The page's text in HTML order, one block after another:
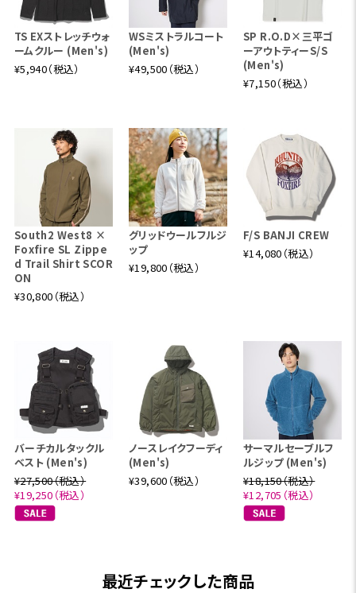
TS EXストレッチウォ
ームクルー (Men's)
¥5,940（税込）
WSミストラルコート
(Men's)
¥49,500（税込）
SP R.O.D×三平ゴ
ーアウトティーS/S
(Men's)
¥7,150（税込）
South2 West8 ×
Foxfire SL Zippe
d Trail Shirt SCOR
ON
¥30,800（税込）
グリッドウールフルジ
ップ
¥19,800（税込）
F/S BANJI CREW
¥14,080（税込）
バーチカルタックル
ベスト (Men's)
¥27,500（税込）
¥19,250（税込）
ノースレイクフーディ
(Men's)
¥39,600（税込）
サーマルセーブルフ
ルジップ (Men's)
¥18,150（税込）
¥12,705（税込）
最近チェックした商品